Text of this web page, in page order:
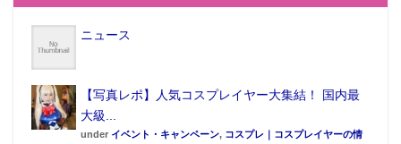
ニュース
【写真レポ】人気コスプレイヤー大集結！ 国内最
大級...
under イベント・キャンペーン, コスプレ｜コスプレイヤーの情